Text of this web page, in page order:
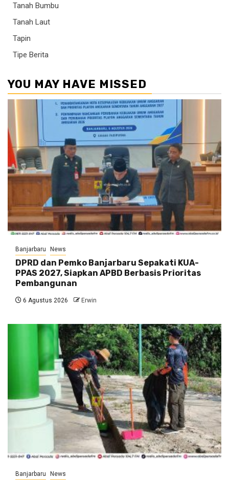
Tanah Bumbu
Tanah Laut
Tapin
Tipe Berita
YOU MAY HAVE MISSED
Banjarbaru News
DPRD dan Pemko Banjarbaru Sepakati KUA-
PPAS 2027, Siapkan APBD Berbasis Prioritas
Pembangunan
6 Agustus 2026 Erwin
Banjarbaru News